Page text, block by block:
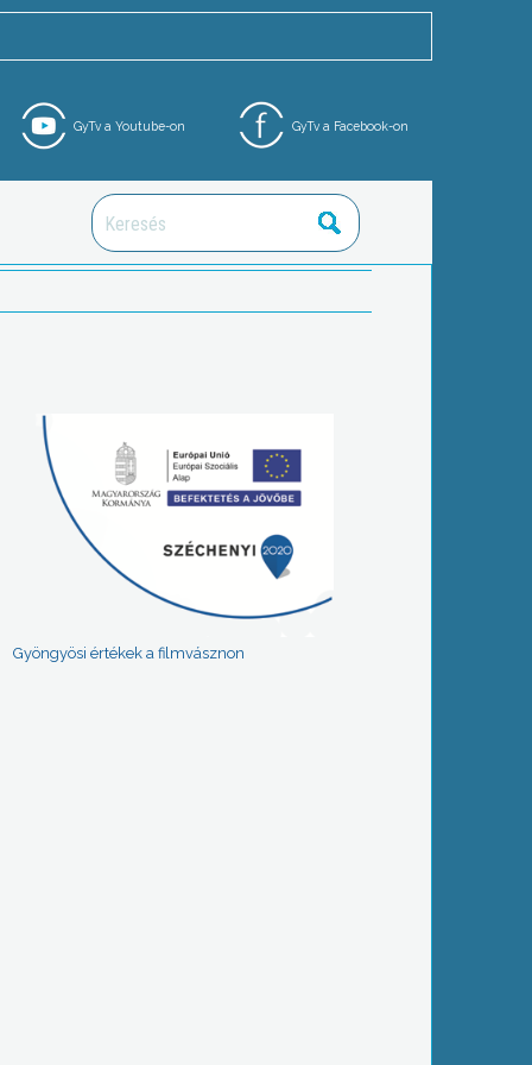
GyTv a Facebook-on
GyTv a Youtube-on
Gyöngyösi értékek a filmvásznon